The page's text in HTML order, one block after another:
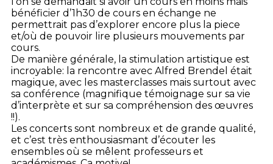
bénéficier d’1h30 de cours en échange ne
permettrait pas d’explorer encore plus la piece
et/où de pouvoir lire plusieurs mouvements par
cours.
De manière générale, la stimulation artistique est
incroyable: la rencontre avec Alfred Brendel était
magique, avec les masterclasses mais surtout avec
sa conférence (magnifique témoignage sur sa vie
d’interprète et sur sa compréhension des œuvres
!!).
Les concerts sont nombreux et de grande qualité,
et c’est très enthousiasmant d’écouter les
ensembles où se mêlent professeurs et